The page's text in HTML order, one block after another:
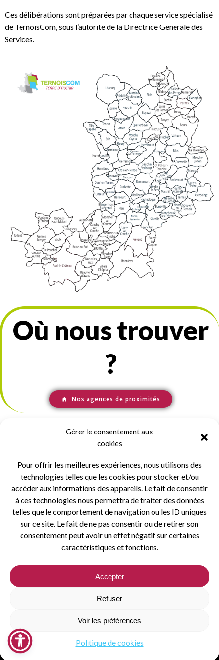
Gérer le consentement aux
cookies
Pour offrir les meilleures expériences, nous utilisons des
technologies telles que les cookies pour stocker et/ou
accéder aux informations des appareils. Le fait de consentir
à ces technologies nous permettra de traiter des données
telles que le comportement de navigation ou les ID uniques
sur ce site. Le fait de ne pas consentir ou de retirer son
consentement peut avoir un effet négatif sur certaines
caractéristiques et fonctions.
Accepter
Refuser
Voir les préférences
Politique de cookies
Ces délibérations sont préparées par chaque service spécialisé
de TernoisCom, sous l’autorité de la Directrice Générale des
Services.
Où nous trouver
?
Nos agences de proximités
TernoisCom à la
carte
TernoisCom à la carte
© 2026 Communauté de Communes du Ternois - Réalisé par :
TernoisCom Webdesign -